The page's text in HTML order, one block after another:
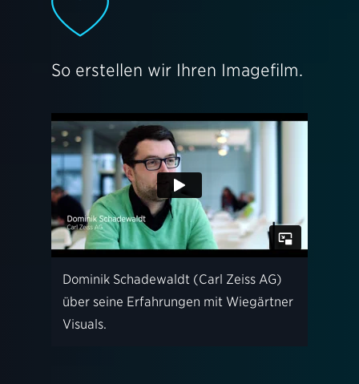
So erstellen wir Ihren Imagefilm.
Dominik Schadewaldt (Carl Zeiss AG)
über seine Erfahrungen mit Wiegärtner
Visuals.